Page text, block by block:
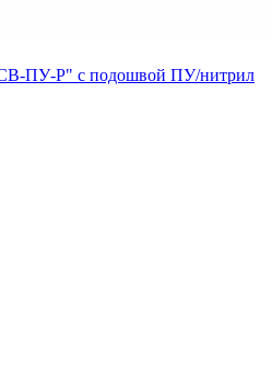
ПУ-Р" с подошвой ПУ/нитрил